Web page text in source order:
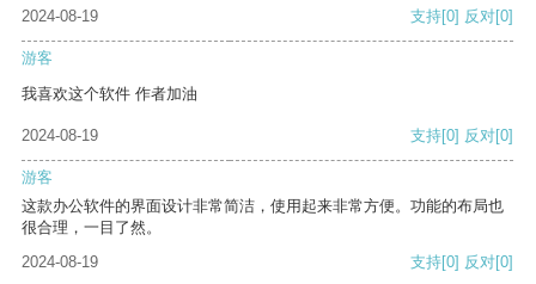
2024-08-19 支持[0] 反对[0]
游客
我喜欢这个软件 作者加油
2024-08-19 支持[0] 反对[0]
游客
这款办公软件的界面设计非常简洁，使用起来非常方便。功能的布局也
很合理，一目了然。
2024-08-19
支持[0] 反对[0]